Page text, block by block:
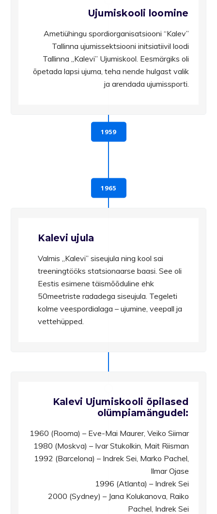
Ujumiskooli loomine
Ametiühingu spordiorganisatsiooni “Kalev”
Tallinna ujumissektsiooni initsiatiivil loodi
Tallinna „Kalevi” Ujumiskool. Eesmärgiks oli
õpetada lapsi ujuma, teha nende hulgast valik
ja arendada ujumissporti.
1959
1965
Kalevi ujula
Valmis „Kalevi” siseujula ning kool sai
treeningtööks statsionaarse baasi. See oli
Eestis esimene täismõõduline ehk
50meetriste radadega siseujula. Tegeleti
kolme veespordialaga – ujumine, veepall ja
vettehüpped.
Kalevi Ujumiskooli õpilased
olümpiamängudel:
1960 (Rooma) – Eve-Mai Maurer, Veiko Siimar
1980 (Moskva) – Ivar Stukolkin, Mait Riisman
1992 (Barcelona) – Indrek Sei, Marko Pachel,
Ilmar Ojase
1996 (Atlanta) – Indrek Sei
2000 (Sydney) – Jana Kolukanova, Raiko
Pachel, Indrek Sei